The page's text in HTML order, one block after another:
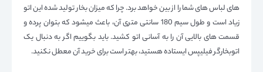
های لباس های شما را از بین خواهد برد. چرا که میزان بخار تولید شده این اتو
زیاد است و طول سیم 180 سانتی متری آن، باعث میشود که بتوان پرده و
قسمت های بالایی آن را به آسانی اتو کشید. باید بگوییم اگر به دنبال یک
اتوبخارگر فیلیپس ایستاده هستید، بهتر است برای خرید آن معطل نکنید.